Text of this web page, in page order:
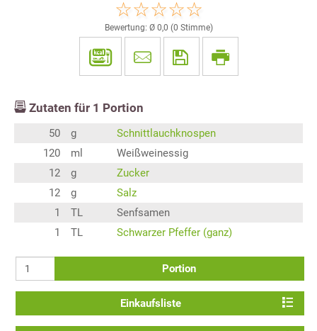
Bewertung: Ø 0,0 (0 Stimme)
Zutaten für 1 Portion
50 g
Schnittlauchknospen
120
ml
Weißweinessig
12
g
Zucker
12
g
Salz
1
TL
Senfsamen
1
TL Schwarzer Pfeffer (ganz)
Portion
Einkaufsliste